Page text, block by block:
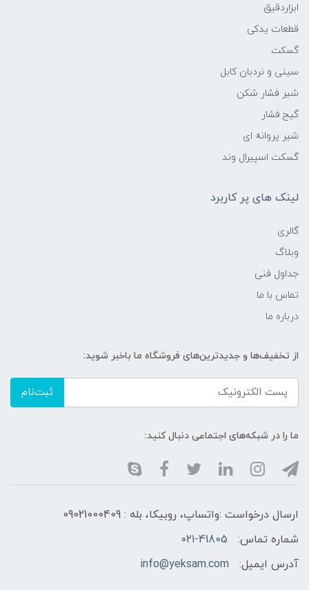
ابزاردقیق
قطعات یدکی
گسکت
سینی و نردبان کابل
شیر فشار شکن
گیج فشار
شیر پروانه ای
گسکت اسپیرال وند
لینک های پر کاربرد
گالری
وبلاگ
جداول فنی
تماس با ما
درباره ما
از تخفیف‌ها و جدیدترین‌های فروشگاه ما باخبر شوید:
ثبت‌نام
ما را در شبکه‌های اجتماعی دنبال کنید:
ارسال درخواست :واتساپ، روبیکا، بله : 09021000409
شماره تماس:
۰۲۱-41805
آدرس ایمیل:
info@yeksam.com